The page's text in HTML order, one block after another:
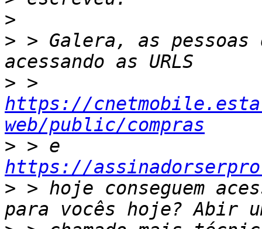
>
> > Galera, as pessoas
>
https://
web/public/compras
>
https://
> > hoje conseguem